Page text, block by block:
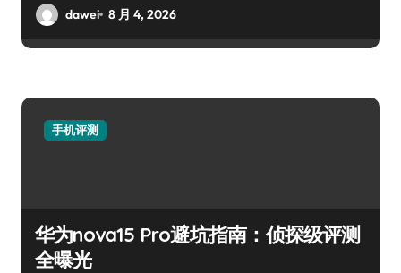
dawei 8 月 4, 2026
手机评测
华为nova15 Pro避坑指南：侦探级评测
全曝光